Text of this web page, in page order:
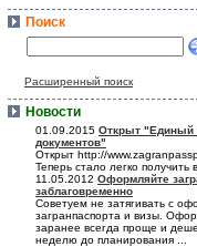
Поиск
Расширенный поиск
Новости
01.09.2015 Открыт "Единый
документов"
Открыт http://
Теперь стало легко получить
11.05.2012 Оформляйте
заблаговременно
Советуем не затягивать с
загранпаспорта и визы.
заранее всегда проще и
неделю до планирования ...